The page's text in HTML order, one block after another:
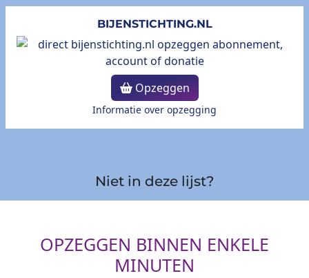
BIJENSTICHTING.NL
Opzeggen
Informatie over opzegging
Niet in deze lijst?
OPZEGGEN BINNEN ENKELE
MINUTEN